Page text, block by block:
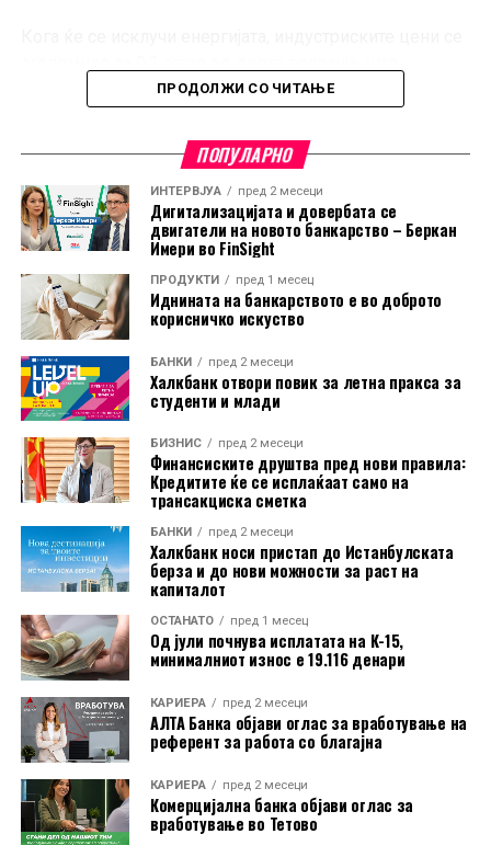
покажува дека поевтинувањето не било присутно во
Во еврозоната, цените на суровините, материјалите и
полупроизводите пораснале за 0,3 отсто, додека
капиталните и трајните потрошувачки добра
поскапеле за по 0,2 отсто. Цените на нетрајните
потрошувачки добра останале непроменети.
И покрај месечниот пад, цените на енергијата во ЕУ во
јуни биле за 10 отсто повисоки во споредба со истиот
месец минатата година. Во еврозоната годишниот
раст изнесувал 8,8 отсто.
На годишно ниво, најголем раст на производствените
цени бил регистриран во Бугарија, од 18,2 отсто.
Следувале Романија со 14,3 отсто и Ирска со 11,4
отсто. Луксембург бил единствената земја во која
цените биле пониски од пред една година, и тоа за 3,2
отсто.
Индексот на производствените цени ги следи
промените на продажните цени на производите на
домашниот пазар при излезот од производството. Тој
не ги опфаќа увозните производи и не претставува
индекс на потрошувачките цени што директно ги
плаќаат граѓаните.
ПРОДОЛЖИ СО ЧИТАЊЕ
ПОПУЛАРНО
ИНТЕРВЈУА пред 2 месеци
Дигитализацијата и довербата се
двигатели на новото банкарство – Беркан
Имери во FinSight
ПРОДУКТИ пред 1 месец
Иднината на банкарството е во доброто
корисничко искуство
БАНКИ пред 2 месеци
Халкбанк отвори повик за летна пракса за
студенти и млади
БИЗНИС пред 2 месеци
Финансиските друштва пред нови правила:
Кредитите ќе се исплаќаат само на
трансакциска сметка
БАНКИ пред 2 месеци
Халкбанк носи пристап до Истанбулската
берза и до нови можности за раст на
капиталот
ОСТАНАТО пред 1 месец
Од јули почнува исплатата на К-15,
минималниот износ е 19.116 денари
КАРИЕРА пред 2 месеци
АЛТА Банка објави оглас за вработување на
референт за работа со благајна
КАРИЕРА пред 2 месеци
Комерцијална банка објави оглас за
вработување во Тетово